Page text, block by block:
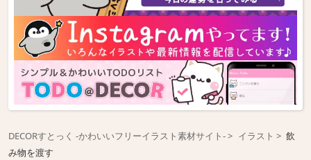
DECORすとっく -かわいいフリーイラスト素材サイト- イラスト
飲
み物を渡す